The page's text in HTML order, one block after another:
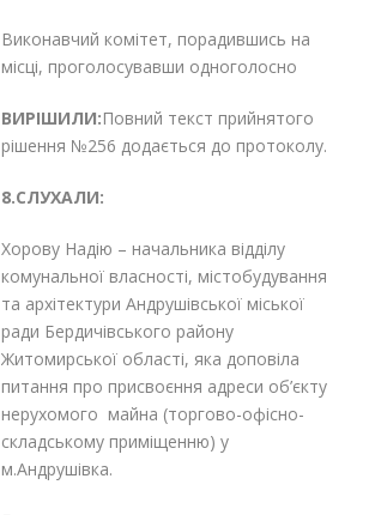
Виконавчий комітет, порадившись на
місці, проголосувавши одноголосно
ВИРІШИЛИ:Повний текст прийнятого
рішення №256 додається до протоколу.
8.СЛУХАЛИ:
Хорову Надію – начальника відділу
комунальної власності, містобудування
та архітектури Андрушівської міської
ради Бердичівського району
Житомирської області, яка доповіла
питання про присвоєння адреси об’єкту
нерухомого майна (торгово-офісно-
складському приміщенню) у
м.Андрушівка.